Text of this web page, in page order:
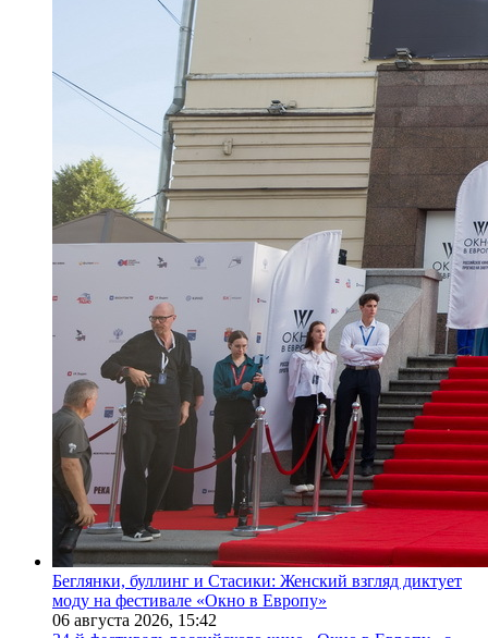
Беглянки, буллинг и Стасики: Женский взгляд диктует
моду на фестивале «Окно в Европу»
06 августа 2026, 15:42